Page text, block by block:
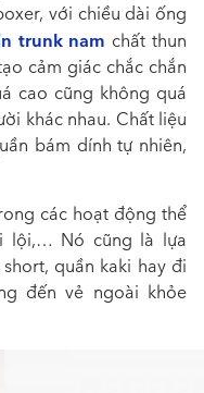
với chiều dài ống
trunk nam chất thun
cảm giác chắc chắn
cao cũng không quá
khác nhau. Chất liệu
bám dính tự nhiên,
các hoạt động thể
lội,… Nó cũng là lựa
quần kaki hay đi
đến vẻ ngoài khỏe